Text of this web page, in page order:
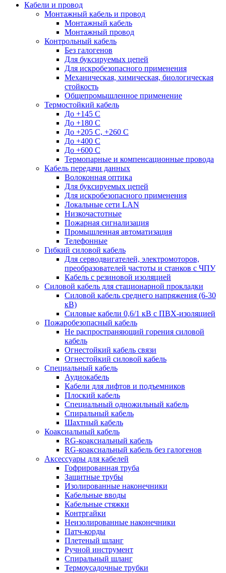
Кабели и провод
Монтажный кабель и провод
Монтажный кабель
Монтажный провод
Контрольный кабель
Без галогенов
Для буксируемых цепей
Для искробезопасного применения
Механическая, химическая, биологическая
стойкость
Общепромышленное применение
Термостойкий кабель
До +145 С
До +180 C
До +205 С, +260 С
До +400 C
До +600 С
Термопарные и компенсационные провода
Кабель передачи данных
Волоконная оптика
Для буксируемых цепей
Для искробезопасного применения
Локальные сети LAN
Низкочастотные
Пожарная сигнализация
Промышленная автоматизация
Телефонные
Гибкий силовой кабель
Для серводвигателей, электромоторов,
преобразователей частоты и станков с ЧПУ
Кабель с резиновой изоляцией
Силовой кабель для стационарной прокладки
Силовой кабель среднего напряжения (6-30
кВ)
Силовые кабели 0,6/1 кВ с ПВХ-изоляцией
Пожаробезопасный кабель
Не распространяющий горения силовой
кабель
Огнестойкий кабель связи
Огнестойкий силовой кабель
Специальный кабель
Аудиокабель
Кабели для лифтов и подъемников
Плоский кабель
Специальный одножильный кабель
Спиральный кабель
Шахтный кабель
Коаксиальный кабель
RG-коаксиальный кабель
RG-коаксиальный кабель без галогенов
Аксессуары для кабелей
Гофрированная труба
Защитные трубы
Изолированные наконечники
Кабельные вводы
Кабельные стяжки
Контргайки
Неизолированные наконечники
Патч-корды
Плетеный шланг
Ручной инструмент
Спиральный шланг
Термоусадочные трубки